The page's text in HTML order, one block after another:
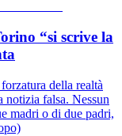
“si scrive la
della realtà
notizia falsa. Nessun
madri o di due padri,